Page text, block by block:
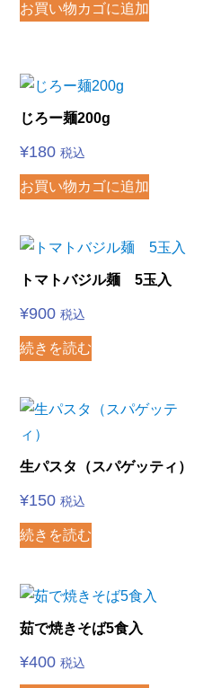
お買い物カゴに追加
じろー麺200g
¥180 税込
お買い物カゴに追加
トマトバジル麺 5玉入
¥900 税込
続きを読む
生パスタ（スパゲッティ）
¥150 税込
続きを読む
茹で焼きそば5食入
¥400 税込